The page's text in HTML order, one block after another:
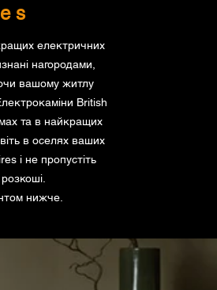
електричних
нагородами,
вашому житлу
British
та в найкращих
в оселях ваших
і не пропустіть
нижче.